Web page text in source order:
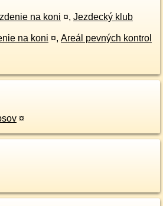
na koni ¤, Jezdecký klub
na koni ¤, Areál pevných kontrol
¤